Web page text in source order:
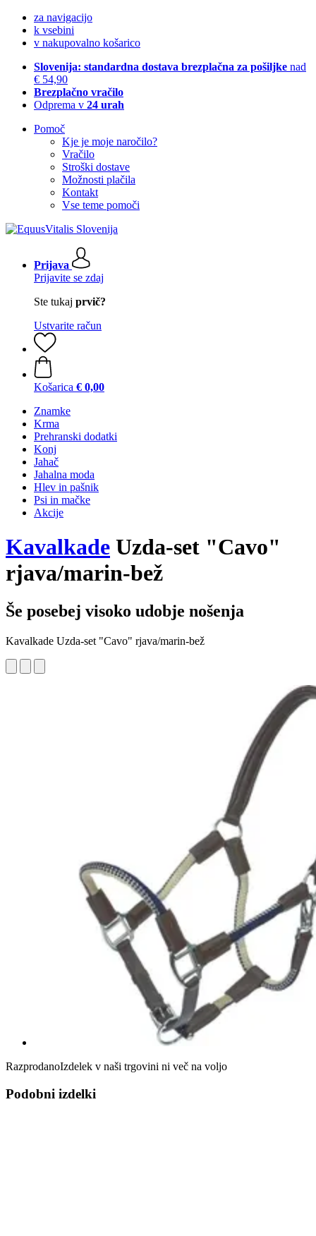
za navigacijo
k vsebini
v nakupovalno košarico
Slovenija: standardna dostava brezplačna za pošiljke nad
€ 54,90
Brezplačno vračilo
Odprema v 24 urah
Pomoč
Kje je moje naročilo?
Vračilo
Stroški dostave
Možnosti plačila
Kontakt
Vse teme pomoči
Prijava
Prijavite se zdaj
Ste tukaj prvič?
Ustvarite račun
Košarica € 0,00
Znamke
Krma
Prehranski dodatki
Konj
Jahač
Jahalna moda
Hlev in pašnik
Psi in mačke
Akcije
Kavalkade Uzda-set "Cavo"
rjava/marin-bež
Še posebej visoko udobje nošenja
Kavalkade Uzda-set "Cavo" rjava/marin-bež
RazprodanoIzdelek v naši trgovini ni več na voljo
Podobni izdelki